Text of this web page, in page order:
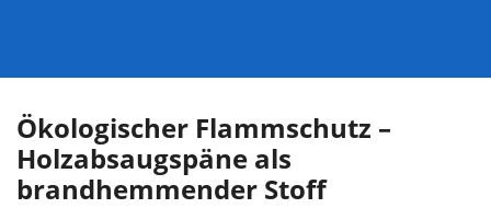
Ökologischer Flammschutz –
Holzabsaugspäne als
brandhemmender Stoff